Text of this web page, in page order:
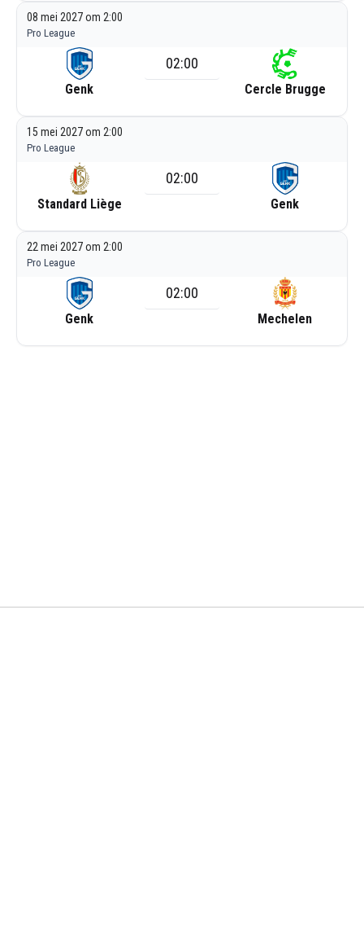
08 mei 2027 om 2:00
Pro League
Genk
02:00
Cercle Brugge
15 mei 2027 om 2:00
Pro League
Standard Liège
02:00
Genk
22 mei 2027 om 2:00
Pro League
Genk
02:00
Mechelen